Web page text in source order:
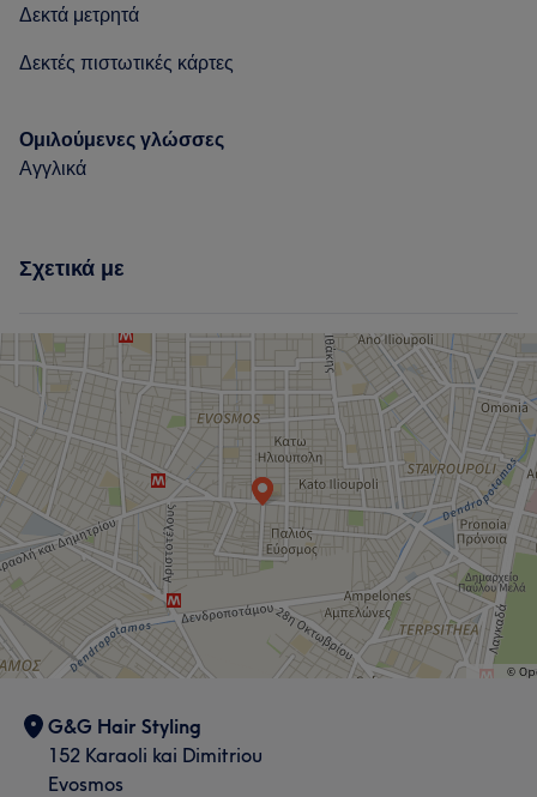
Δεκτά μετρητά
Δεκτές πιστωτικές κάρτες
Ομιλούμενες γλώσσες
Αγγλικά
Σχετικά με
G&G Hair Styling
152 Karaoli kai Dimitriou
Evosmos